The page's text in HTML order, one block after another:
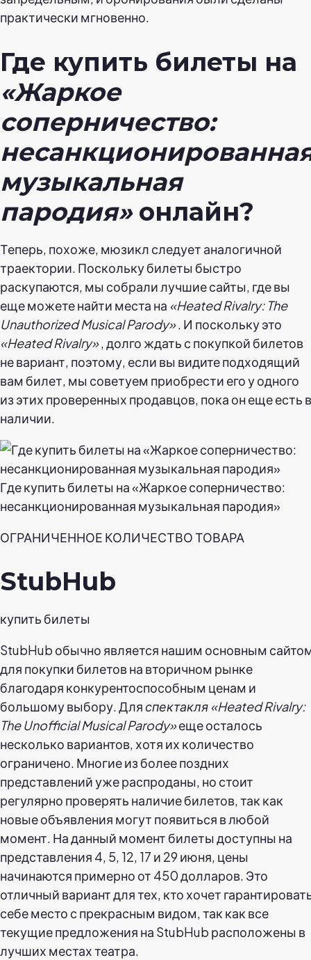
практически мгновенно.
Где купить билеты на
«Жаркое
соперничество:
музыкальная
пародия»онлайн?
Теперь, похоже, мюзикл следует аналогичной
траектории. Поскольку билеты быстро
раскупаются, мы собрали лучшие сайты, где вы
еще можете найти места на «Heated Rivalry: The
Unauthorized Musical Parody». И поскольку это
«Heated Rivalry», долго ждать с покупкой билетов
не вариант, поэтому, если вы видите подходящий
вам билет, мы советуем приобрести его у одного
из этих проверенных продавцов, пока он еще есть в
наличии.
Где купить билеты на «Жаркое соперничество:
несанкционированная музыкальная пародия»
ОГРАНИЧЕННОЕ КОЛИЧЕСТВО ТОВАРА
StubHub
купить билеты
StubHub обычно является нашим основным
для покупки билетов на вторичном рынке
благодаря конкурентоспособным ценам и
большому выбору. Дляспектакля «Heated Rivalry:
The Unofficial Musical Parody»еще осталось
несколько вариантов, хотя их количество
ограничено. Многие из более поздних
представлений уже распроданы, но стоит
регулярно проверять наличие билетов, так как
новые объявления могут появиться в любой
момент. На данный момент билеты доступны на
представления 4, 5, 12, 17 и 29 июня, цены
начинаются примерно от 450 долларов. Это
отличный вариант для тех, кто хочет
себе место с прекрасным видом, так как все
текущие предложения на StubHub расположены в
лучших местах театра.